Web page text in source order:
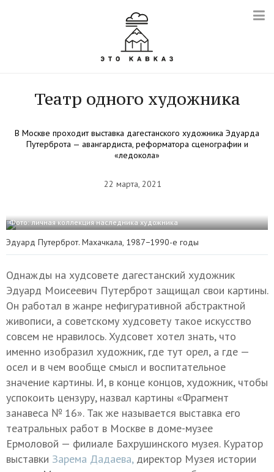
Театр одного художника
В Москве проходит выставка дагестанского художника Эдуарда
Путерброта — авангардиста, реформатора сценографии и
«ледокола»
22 марта, 2021
Фото: личная коллекция наследника художника
Эдуард Путерброт. Махачкала, 1987−1990-е годы
Однажды на худсовете дагестанский художник
Эдуард Моисеевич Путерброт защищал свои картины.
Он работал в жанре нефигуративной абстрактной
живописи, а советскому худсовету такое искусство
совсем не нравилось. Худсовет хотел знать, что
именно изобразил художник, где тут орел, а где —
осел и в чем вообще смысл и воспитательное
значение картины. И, в конце концов, художник, чтобы
успокоить цензуру, назвал картины «Фрагмент
занавеса № 16». Так же называется выставка его
театральных работ в Москве в доме-музее
Ермоловой — филиале Бахрушинского музея. Куратор
выставки Зарема Дадаева,директор Музея истории